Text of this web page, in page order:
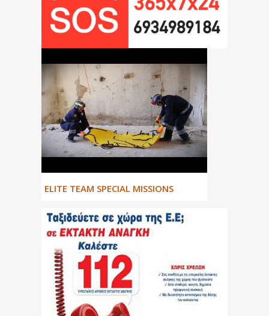
ΕLITE TEAM SPECIAL MISSIONS